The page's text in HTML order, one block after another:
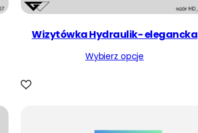
Wizytówka Hydraulik- elegancka
Wybierz opcje